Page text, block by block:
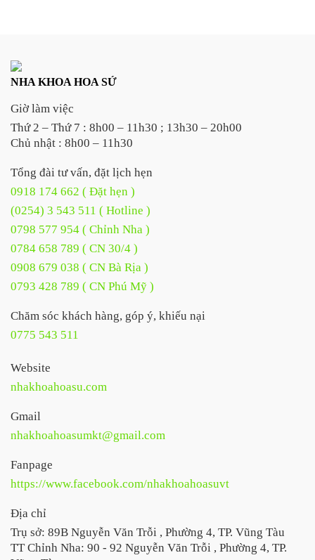
NHA KHOA HOA SỨ
Giờ làm việc
Thứ 2 – Thứ 7 : 8h00 – 11h30 ; 13h30 – 20h00
Chủ nhật : 8h00 – 11h30
Tổng đài tư vấn, đặt lịch hẹn
0918 174 662 ( Đặt hẹn )
(0254) 3 543 511 ( Hotline )
0798 577 954 ( Chỉnh Nha )
0784 658 789 ( CN 30/4 )
0908 679 038 ( CN Bà Rịa )
0793 428 789 ( CN Phú Mỹ )
Chăm sóc khách hàng, góp ý, khiếu nại
0775 543 511
Website
nhakhoahoasu.com
Gmail
nhakhoahoasumkt@gmail.com
Fanpage
https://www.facebook.com/nhakhoahoasuvt
Địa chỉ
Trụ sở: 89B Nguyễn Văn Trỗi , Phường 4, TP. Vũng Tàu
TT Chỉnh Nha: 90 - 92 Nguyễn Văn Trỗi , Phường 4, TP.